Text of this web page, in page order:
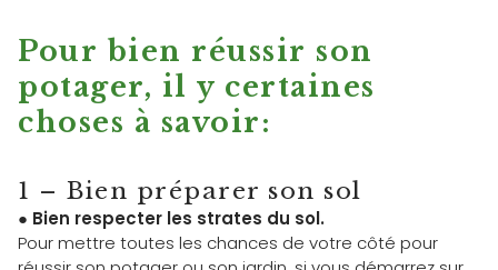
Pour bien réussir son
potager, il y certaines
choses à savoir:
1 – Bien préparer son sol
● Bien respecter les strates du sol.
Pour mettre toutes les chances de votre côté pour